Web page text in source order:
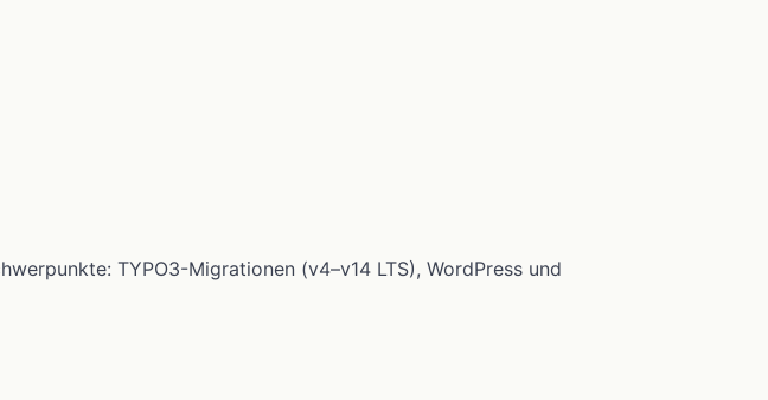
TYPO3-Migrationen (v4–v14 LTS), WordPress und